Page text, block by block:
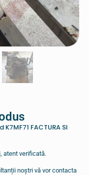
FACTURA SI
atent verificată.
noștri vă vor contacta